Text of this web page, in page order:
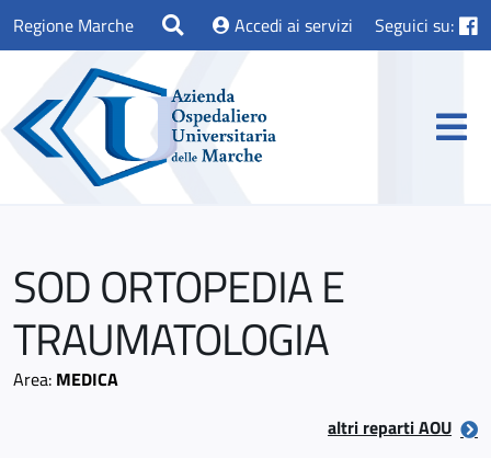
Regione Marche Accedi ai servizi Seguici su:
SOD ORTOPEDIA E
TRAUMATOLOGIA
Area: MEDICA
altri reparti AOU